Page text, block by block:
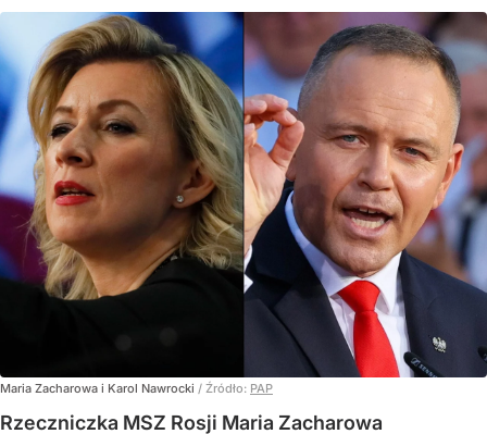
Maria Zacharowa i Karol Nawrocki / Źródło: PAP
Rzeczniczka MSZ Rosji Maria Zacharowa